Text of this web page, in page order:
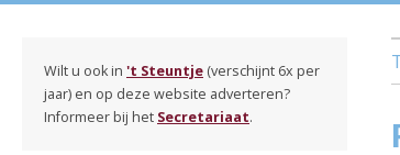
Wilt u ook in 't Steuntje (verschijnt 6x per
jaar) en op deze website adverteren?
Informeer bij het Secretariaat.